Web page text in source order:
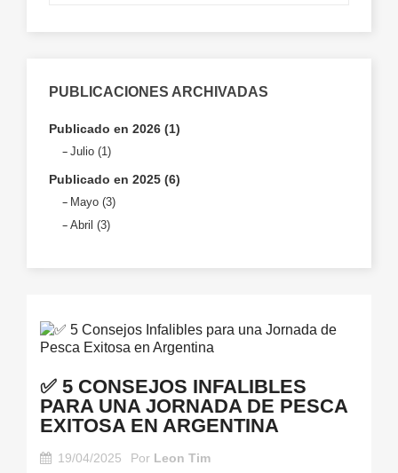
PUBLICACIONES ARCHIVADAS
Publicado en 2026 (1)
Julio (1)
Publicado en 2025 (6)
Mayo (3)
Abril (3)
✅ 5 CONSEJOS INFALIBLES
PARA UNA JORNADA DE PESCA
EXITOSA EN ARGENTINA
19/04/2025 Por Leon Tim